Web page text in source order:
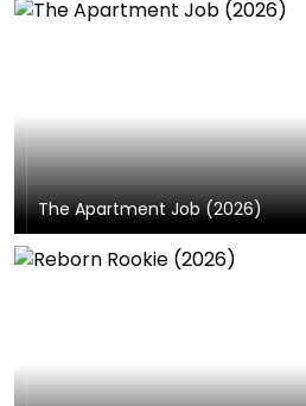
The Apartment Job (2026)